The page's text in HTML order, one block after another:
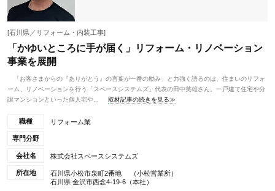
[石川県／リフォーム・内装工事]
「かゆいところに手が届く」リフォーム・リノベーション
事業を展開
「お客さまからの『ありがとう』の言葉が一番の励み」と力強く語るのは、住まいのリフォ
ーム、リノベーションを行う「スペースシステムズ」代表の田中英雄さん。一戸建て住宅や分
譲マンションといった個人宅や...
取材記事の続きを見る≫
職種 リフォーム業
専門分野
会社名 株式会社スペースシステムズ
所在地
石川県小松市泉町2番地 （小松営業所）
石川県 金沢市西念4-19-6（本社）